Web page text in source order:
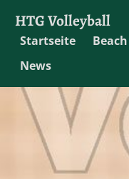
HTG Volleyball
Startseite Beach
News